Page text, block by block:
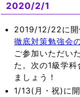
2020/2/1
2019/12/22に開
徹底対策勉強会
ご参加いただい
た。次の1級学
ましょう！
1/13(月・祝)に